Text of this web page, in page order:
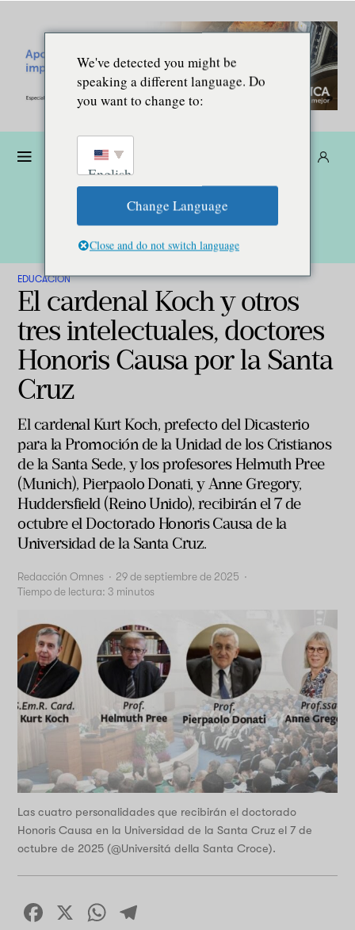
EDUCACIÓN
El cardenal Koch y otros
tres intelectuales, doctores
Honoris Causa por la Santa
Cruz
El cardenal Kurt Koch, prefecto del Dicasterio
para la Promoción de la Unidad de los Cristianos
de la Santa Sede, y los profesores Helmuth Pree
(Munich), Pierpaolo Donati, y Anne Gregory,
Huddersfield (Reino Unido), recibirán el 7 de
octubre el Doctorado Honoris Causa de la
Universidad de la Santa Cruz.
Redacción Omnes · 29 de septiembre de 2025 ·
Tiempo de lectura: 3 minutos
Las cuatro personalidades que recibirán el doctorado
Honoris Causa en la Universidad de la Santa Cruz el 7 de
octubre de 2025 (@Universitá della Santa Croce).
Facebook
X WhatsApp
We've detected you might be
speaking a different language. Do
you want to change to:
English
Change Language
Close and do not switch language